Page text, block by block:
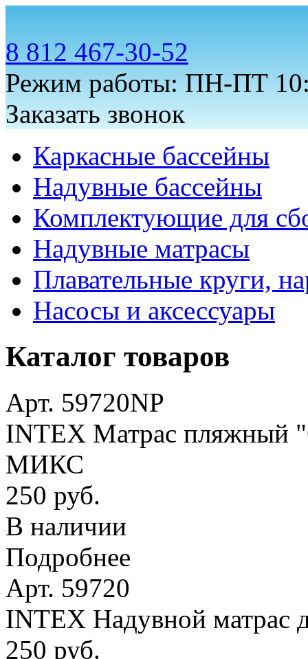
8 812 467-30-52
Режим работы: ПН-ПТ
Заказать звонок
Каркасные бассейны
Надувные бассейны
Комплектующие для
Надувные матрасы
Плавательные круги,
Насосы и аксессуары
Каталог товаров
Арт. 59720NP
INTEX Матрас пляжный
МИКС
250 руб.
В наличии
Подробнее
Арт. 59720
INTEX Надувной матрас
250 руб.